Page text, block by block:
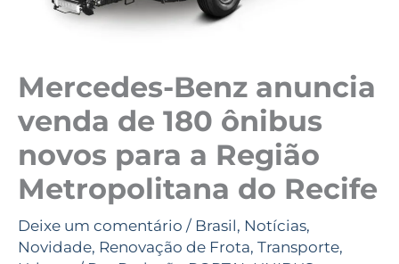
Mercedes-Benz anuncia
venda de 180 ônibus
novos para a Região
Metropolitana do Recife
Deixe um comentário / Brasil, Notícias,
Novidade, Renovação de Frota, Transporte,